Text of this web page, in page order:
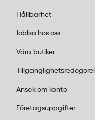
Hållbarhet
Jobba hos oss
Våra butiker
Ansök om konto
Företagsuppgifter